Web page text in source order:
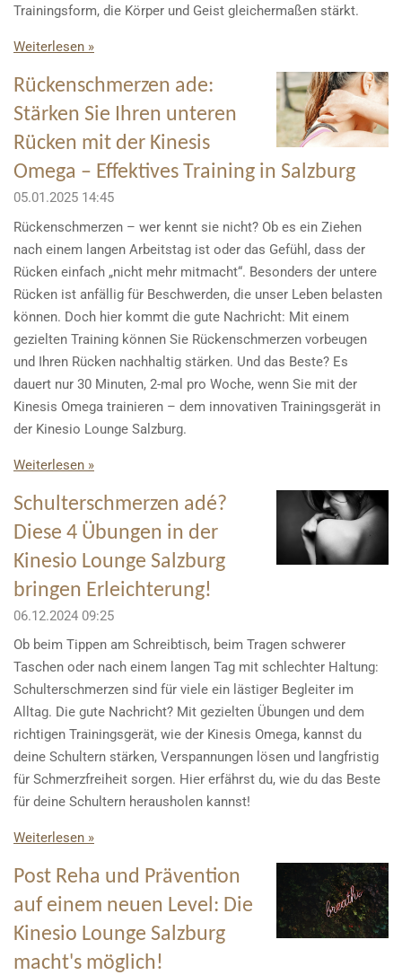
Trainingsform, die Körper und Geist gleichermaßen stärkt.
Weiterlesen »
Rückenschmerzen ade:
Stärken Sie Ihren unteren
Rücken mit der Kinesis
Omega – Effektives Training in Salzburg
05.01.2025 14:45
Rückenschmerzen – wer kennt sie nicht? Ob es ein Ziehen
nach einem langen Arbeitstag ist oder das Gefühl, dass der
Rücken einfach „nicht mehr mitmacht“. Besonders der untere
Rücken ist anfällig für Beschwerden, die unser Leben belasten
können. Doch hier kommt die gute Nachricht: Mit einem
gezielten Training können Sie Rückenschmerzen vorbeugen
und Ihren Rücken nachhaltig stärken. Und das Beste? Es
dauert nur 30 Minuten, 2-mal pro Woche, wenn Sie mit der
Kinesis Omega trainieren – dem innovativen Trainingsgerät in
der Kinesio Lounge Salzburg.
Weiterlesen »
Schulterschmerzen adé?
Diese 4 Übungen in der
Kinesio Lounge Salzburg
bringen Erleichterung!
06.12.2024 09:25
Ob beim Tippen am Schreibtisch, beim Tragen schwerer
Taschen oder nach einem langen Tag mit schlechter Haltung:
Schulterschmerzen sind für viele ein lästiger Begleiter im
Alltag. Die gute Nachricht? Mit gezielten Übungen und dem
richtigen Trainingsgerät, wie der Kinesis Omega, kannst du
deine Schultern stärken, Verspannungen lösen und langfristig
für Schmerzfreiheit sorgen. Hier erfährst du, wie du das Beste
für deine Schultern herausholen kannst!
Weiterlesen »
Post Reha und Prävention
auf einem neuen Level: Die
Kinesio Lounge Salzburg
macht's möglich!